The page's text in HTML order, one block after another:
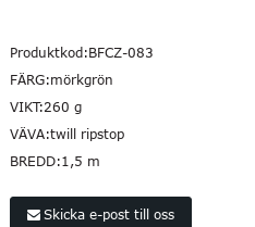
Produktkod:BFCZ-083
FÄRG:mörkgrön
VIKT:260 g
VÄVA:twill ripstop
BREDD:1,5 m
Skicka e-post till oss